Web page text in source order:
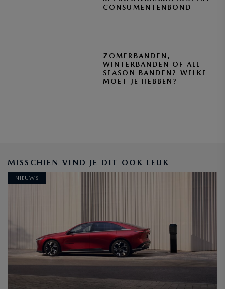
CONSUMENTENBOND
ZOMERBANDEN,
WINTERBANDEN OF ALL-
SEASON BANDEN? WELKE
MOET JE HEBBEN?
MISSCHIEN VIND JE DIT OOK LEUK
NIEUWS